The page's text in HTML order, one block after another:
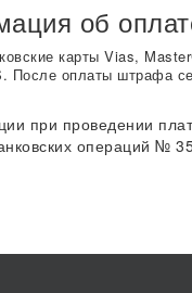
об
карты Vias,
После оплаты штрафа
при проведении
операций №